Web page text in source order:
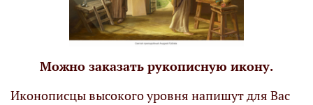
Можно заказать рукописную икону.
Иконописцы высокого уровня напишут для Вас